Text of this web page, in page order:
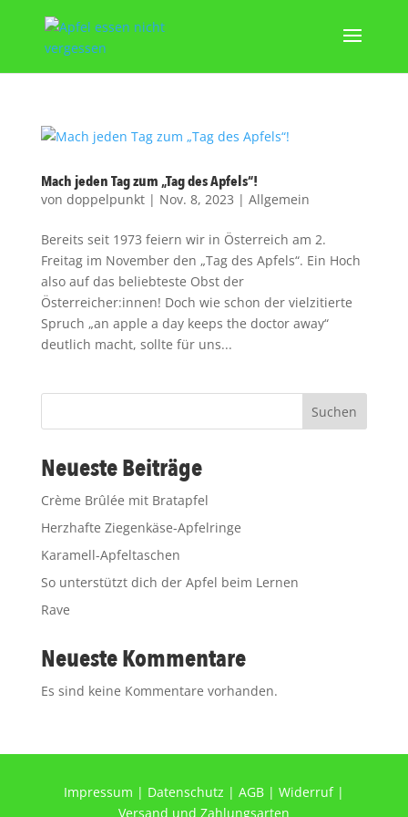
Mach jeden Tag zum „Tag des Apfels“!
von doppelpunkt| Nov. 8, 2023 | Allgemein
Bereits seit 1973 feiern wir in Österreich am 2.
Freitag im November den „Tag des Apfels“. Ein Hoch
also auf das beliebteste Obst der
Österreicher:innen! Doch wie schon der vielzitierte
Spruch „an apple a day keeps the doctor away“
deutlich macht, sollte für uns...
Suchen
Neueste Beiträge
Crème Brûlée mit Bratapfel
Herzhafte Ziegenkäse-Apfelringe
Karamell-Apfeltaschen
So unterstützt dich der Apfel beim Lernen
Rave
Neueste Kommentare
Es sind keine Kommentare vorhanden.
Impressum | Datenschutz | AGB| Widerruf|
Versand und Zahlungsarten